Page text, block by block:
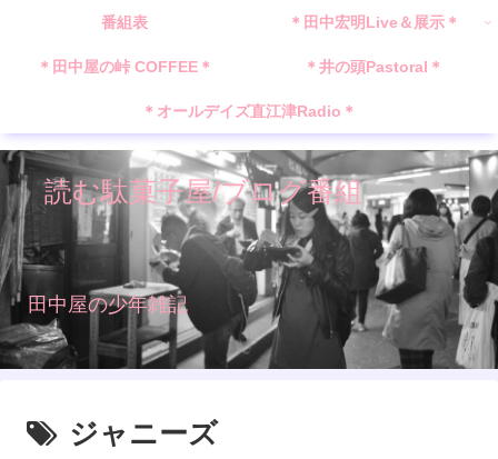
読む駄菓子屋/ブログ番組
田中屋の少年雑記
番組表 ＊田中宏明Live＆展示＊
＊田中屋の峠 COFFEE＊ ＊井の頭Pastoral＊
＊オールデイズ直江津Radio＊
ジャニーズ